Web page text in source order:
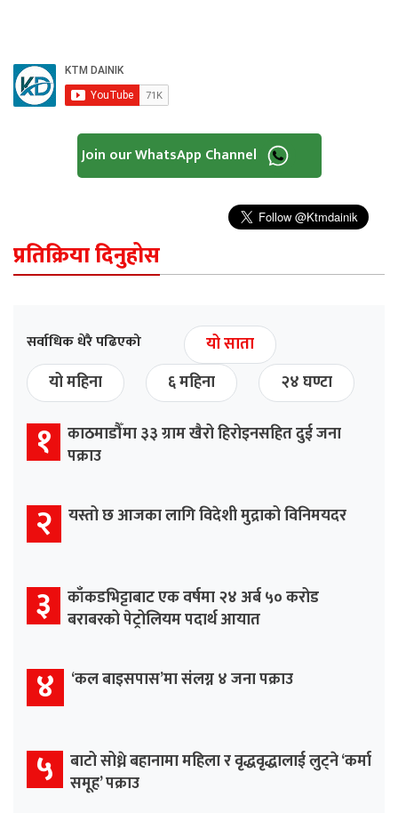
Join our WhatsApp Channel
प्रतिक्रिया दिनुहोस
सर्वाधिक धेरै पढिएको
यो साता
यो महिना
६ महिना २४ घण्टा
१ काठमाडौँमा ३३ ग्राम खैरो हिरोइनसहित दुई जना
पक्राउ
२ यस्तो छ आजका लागि विदेशी मुद्राको विनिमयदर
३ काँकडभिट्टाबाट एक वर्षमा २४ अर्ब ५० करोड
बराबरको पेट्रोलियम पदार्थ आयात
४ ‘कल बाइसपास’मा संलग्न ४ जना पक्राउ
५ बाटो सोध्ने बहानामा महिला र वृद्धवृद्धालाई लुट्ने ‘कर्मा
समूह’ पक्राउ